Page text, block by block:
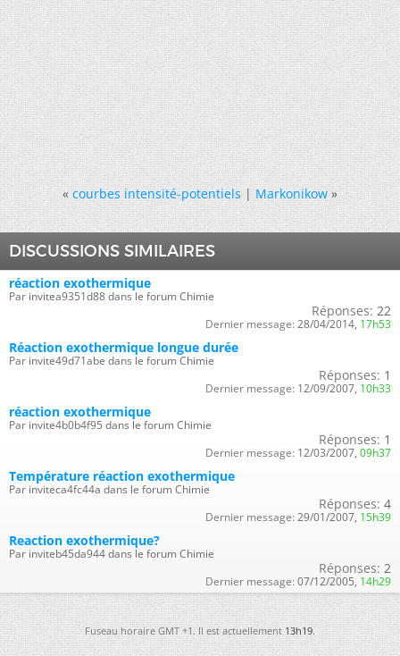
« courbes intensité-potentiels|Markonikow »
DISCUSSIONS SIMILAIRES
réaction exothermique
Par invitea9351d88 dans le forum Chimie
Réponses: 22
Dernier message: 28/04/2014, 17h53
Réaction exothermique longue durée
Par invite49d71abe dans le forum Chimie
Réponses: 1
Dernier message: 12/09/2007, 10h33
réaction exothermique
Par invite4b0b4f95 dans le forum Chimie
Réponses: 1
Dernier message: 12/03/2007, 09h37
Température réaction exothermique
Par inviteca4fc44a dans le forum Chimie
Réponses: 4
Dernier message: 29/01/2007, 15h39
Reaction exothermique?
Par inviteb45da944 dans le forum Chimie
Réponses: 2
Dernier message: 07/12/2005, 14h29
Fuseau horaire GMT +1. Il est actuellement13h19.